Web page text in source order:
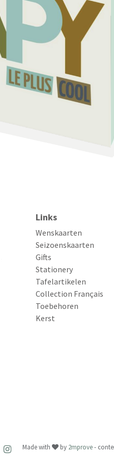
Links
Wenskaarten
Seizoenskaarten
Gifts
Stationery
Tafelartikelen
Collection Français
Toebehoren
Kerst
Made with by 2mprove-